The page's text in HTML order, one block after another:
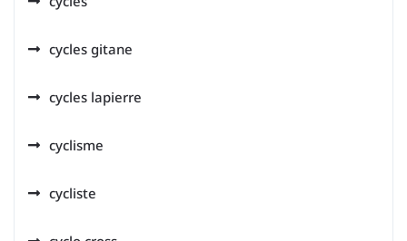
cycles gitane
cycles lapierre
cyclisme
cycliste